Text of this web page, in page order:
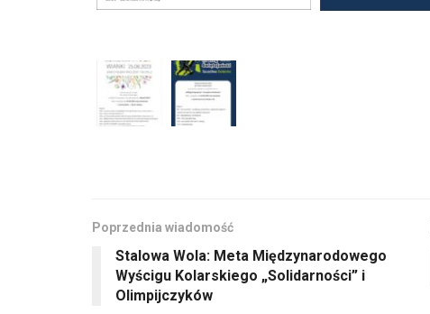
Poprzednia wiadomość
Stalowa Wola: Meta Międzynarodowego
Wyścigu Kolarskiego „Solidarności” i
Olimpijczyków